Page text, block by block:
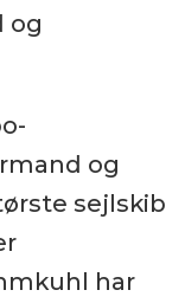
og
og
sejlskib
har